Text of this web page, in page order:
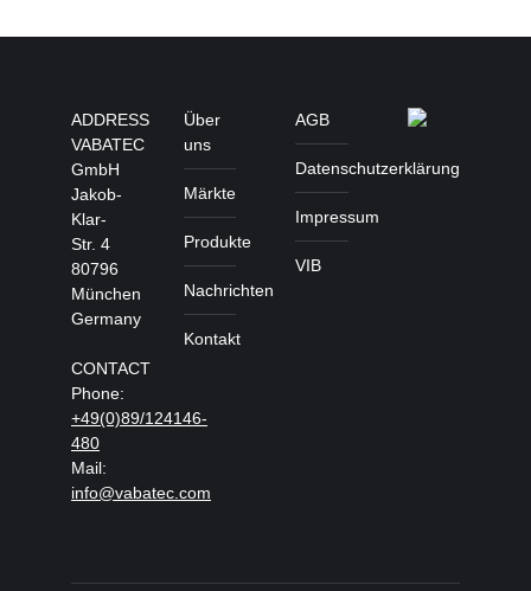
ADDRESS
VABATEC
GmbH
Jakob-
Klar-
Str. 4
80796
München
Germany
CONTACT
Phone:
+49(0)89/124146-
480
Mail:
info@vabatec.com
Über
uns
Märkte
Produkte
Nachrichten
Kontakt
AGB
Datenschutzerklärung
Impressum
VIB